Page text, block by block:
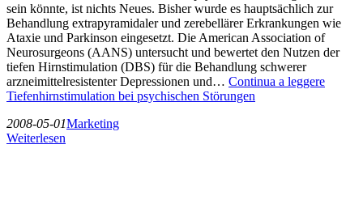
sein könnte, ist nichts Neues. Bisher wurde es hauptsächlich zur
Behandlung extrapyramidaler und zerebellärer Erkrankungen wie
Ataxie und Parkinson eingesetzt. Die American Association of
Neurosurgeons (AANS) untersucht und bewertet den Nutzen der
tiefen Hirnstimulation (DBS) für die Behandlung schwerer
arzneimittelresistenter Depressionen und… Continua a leggere
Tiefenhirnstimulation bei psychischen Störungen
2008-05-01Marketing
Weiterlesen